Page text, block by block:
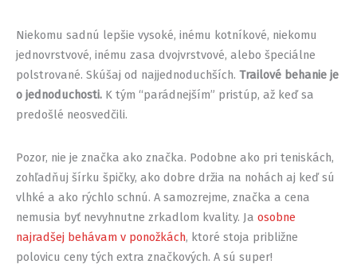
Niekomu sadnú lepšie vysoké, inému kotníkové, niekomu
jednovrstvové, inému zasa dvojvrstvové, alebo špeciálne
polstrované. Skúšaj od najjednoduchších. Trailové behanie je
o jednoduchosti. K tým “parádnejším” pristúp, až keď sa
predošlé neosvedčili.
Pozor, nie je značka ako značka. Podobne ako pri teniskách,
zohľadňuj šírku špičky, ako dobre držia na nohách aj keď sú
vlhké a ako rýchlo schnú. A samozrejme, značka a cena
nemusia byť nevyhnutne zrkadlom kvality. Ja osobne
najradšej behávam v ponožkách, ktoré stoja približne
polovicu ceny tých extra značkových. A sú super!